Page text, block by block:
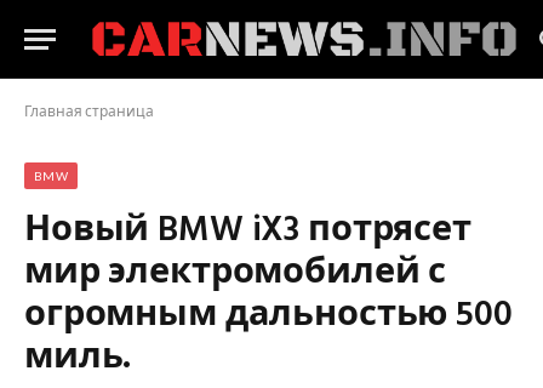
Главная страница
BMW
Новый BMW iX3 потрясет
мир электромобилей с
огромным дальностью 500
миль.